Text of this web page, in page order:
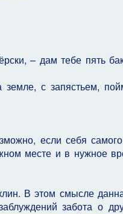
– дам тебе пять
земле, с запястьем,
если себя
месте и в нужное
В этом смысле
забота о